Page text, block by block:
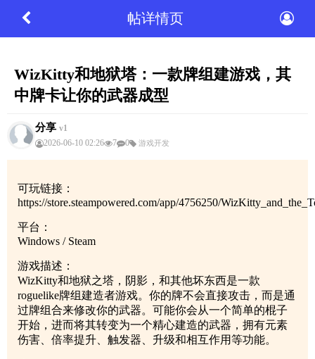
帖详情页
WizKitty和地狱塔：一款牌组建游戏，其
中牌卡让你的武器成型
分享 v1
2026-06-10 02:26
7 0 游戏开发
可玩链接：
https://store.steampowered.com/app/4756250/
平台：
Windows / Steam
游戏描述：
WizKitty和地狱之塔，阴影，和其他坏东西是一款
roguelike牌组建造者游戏。你的牌不会直接攻击，而是通
过牌组合来修改你的武器。可能你会从一个简单的棍子
开始，进而将其转变为一个精心建造的武器，拥有元素
伤害、倍率提升、触发器、升级和相互作用等功能。